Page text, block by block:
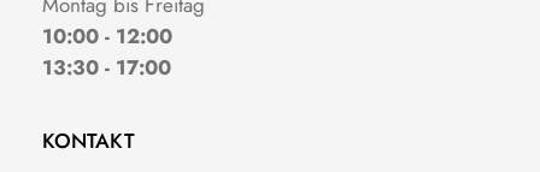
10:00 - 12:00
13:30 - 17:00
KONTAKT